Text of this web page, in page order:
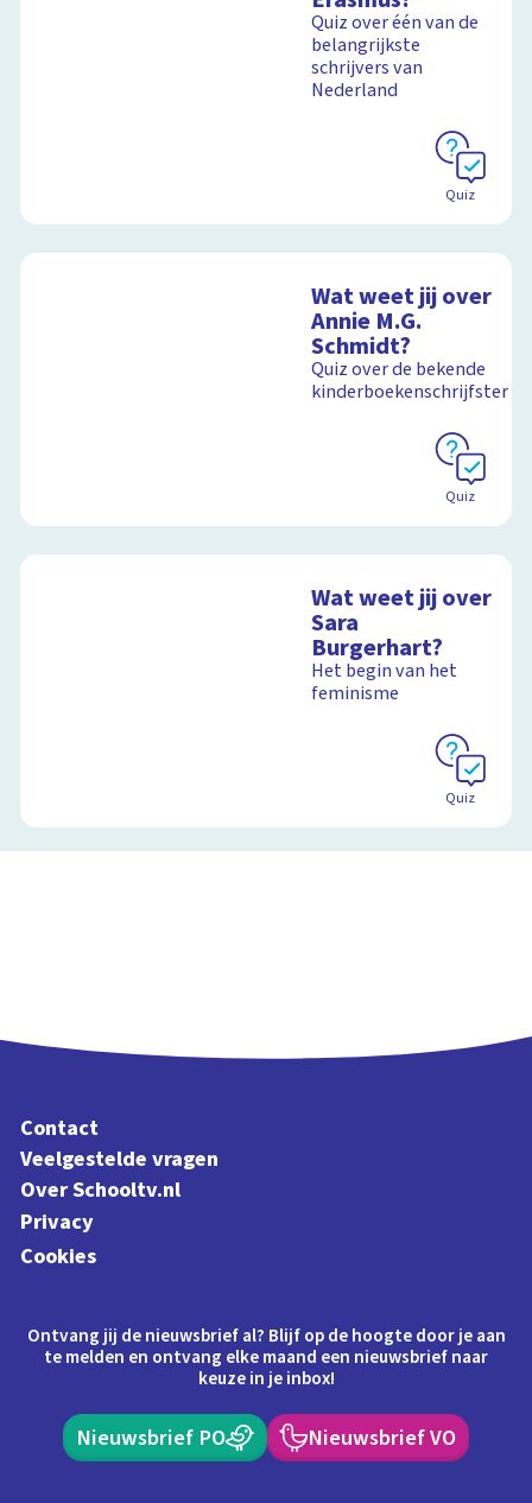
Quiz over één van de
belangrijkste
schrijvers van
Nederland
Quiz
Wat weet jij over
Annie M.G.
Schmidt?
Quiz over de bekende
kinderboekenschrijfster
Quiz
Wat weet jij over
Sara
Burgerhart?
Het begin van het
feminisme
Quiz
Contact
Veelgestelde vragen
Over Schooltv.nl
Privacy
Cookies
Ontvang jij de nieuwsbrief al? Blijf op de hoogte door je aan
te melden en ontvang elke maand een nieuwsbrief naar
keuze in je inbox!
Nieuwsbrief PO Nieuwsbrief VO